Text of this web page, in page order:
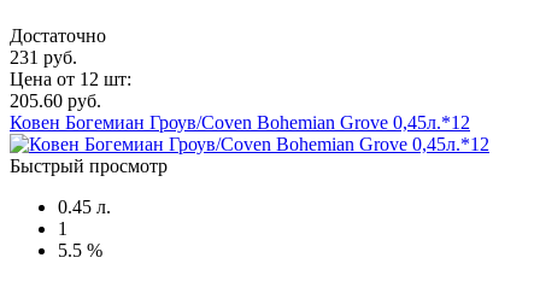
Достаточно
231 руб.
Цена от 12 шт:
205.60 руб.
Ковен Богемиан Гроув/Coven Bohemian Grove 0,45л.*12
Быстрый просмотр
0.45 л.
1
5.5 %